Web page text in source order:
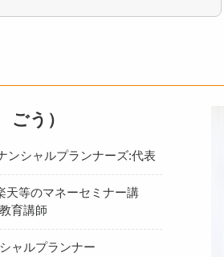
う）
ンシャルプランナーズ:代表
天等のマネーセミナー講
育講師
ャルプランナー